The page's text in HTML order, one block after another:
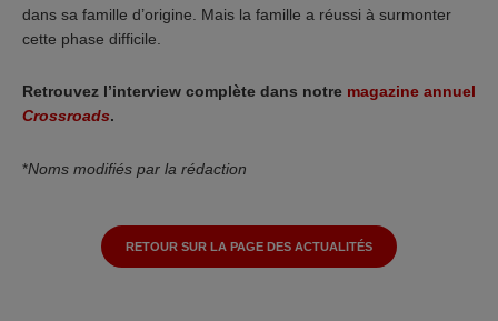
dans sa famille d’origine. Mais la famille a réussi à surmonter
cette phase difficile.
Retrouvez l’interview complète dans notre magazine annuel
Crossroads.
*Noms modifiés par la rédaction
RETOUR SUR LA PAGE DES ACTUALITÉS